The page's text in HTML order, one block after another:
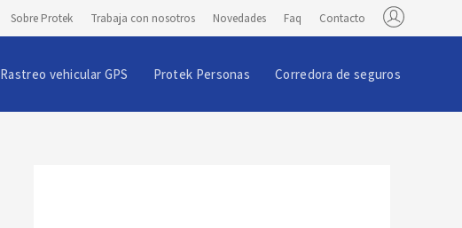
Sobre Protek Trabaja con nosotros Novedades Faq Contacto
Rastreo vehicular GPS Protek Personas Corredora de seguros